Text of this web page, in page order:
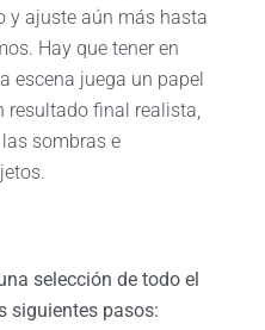
y ajuste aún más hasta
Hay que tener en
escena juega un papel
resultado final realista,
sombras e
selección de todo el
siguientes pasos: